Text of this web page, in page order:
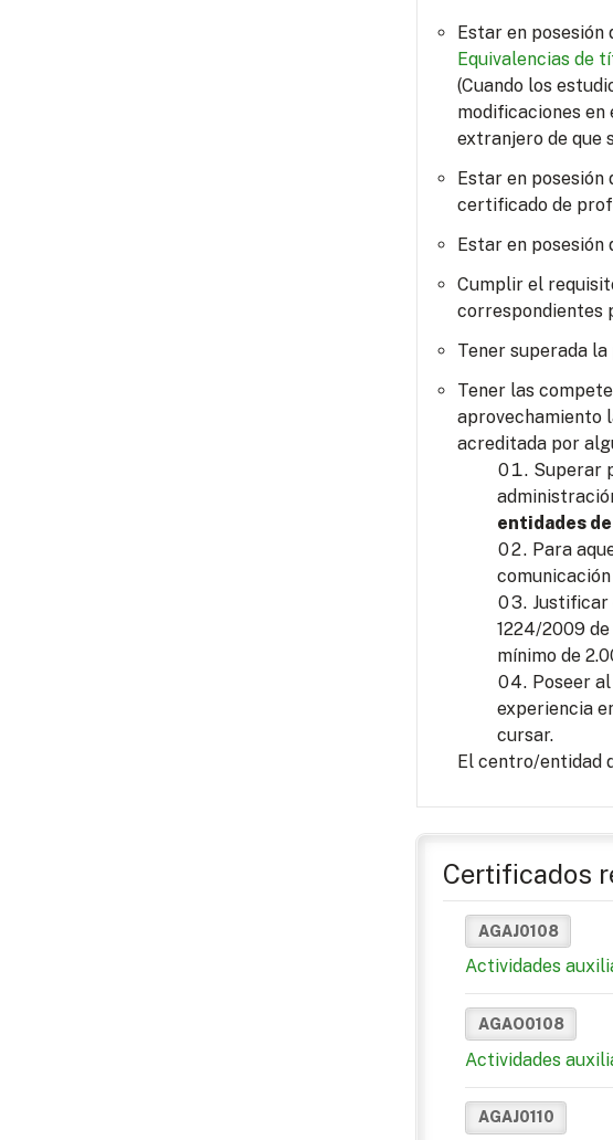
Estar en
Equivalencias de
(Cuando los
modificaciones en
extranjero de que
Estar en
certificado de
Estar en
Cumplir el
correspondientes
Tener superada
Tener las
aprovechamiento
acreditada por
Superar
entidades
Para
Justificar
1224/2009
mínimo de
Poseer
experiencia
cursar.
El centro/entidad
Certificados
AGAJ0108
Actividades
AGAO0108
Actividades
AGAJ0110